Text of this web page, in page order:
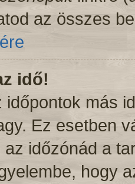
az összes
idő!
időpontok más
Ez esetben
időzónád a
hogy